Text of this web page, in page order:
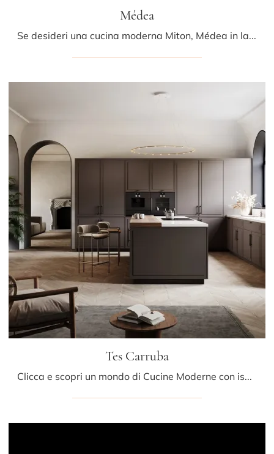
Médea
Se desideri una cucina moderna Miton, Médea in laminato ti sta aspettando nel nostro negozio di Cucine Moderne con isola.
Tes Carruba
Clicca e scopri un mondo di Cucine Moderne con isola: la cucina Tes Carruba Miton in laccato opaco ti attende!